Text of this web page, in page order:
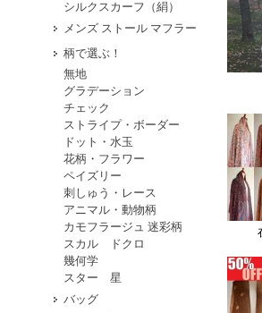
シルクスカーフ（絹）
メンズ ストール マフラー
柄で選ぶ！
無地
グラデーション
チェック
ストライプ・ボーダー
ドット・水玉
花柄・フラワー
ペイズリー
刺しゅう・レース
アニマル・動物柄
カモフラージュ 迷彩柄
スカル ドクロ
幾何学
スター 星
バッグ